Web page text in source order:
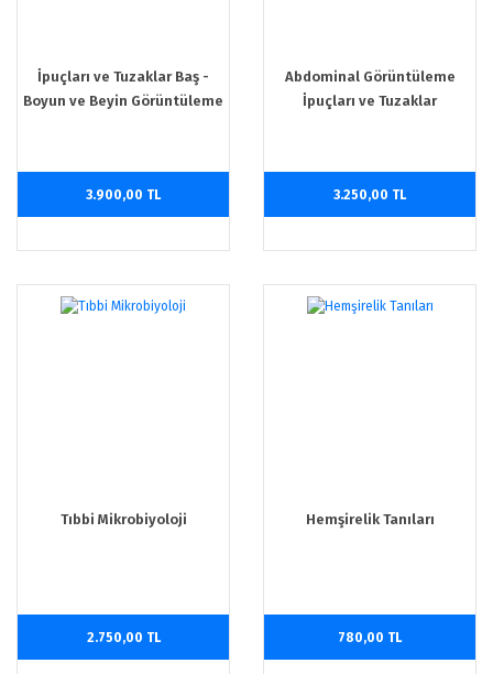
İpuçları ve Tuzaklar Baş -
Boyun ve Beyin Görüntüleme
3.900,00 TL
Abdominal Görüntüleme
İpuçları ve Tuzaklar
3.250,00 TL
Tıbbi Mikrobiyoloji
2.750,00 TL
Hemşirelik Tanıları
780,00 TL